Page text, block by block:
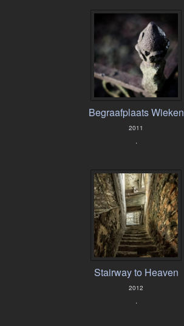
Begraafplaats Wieken
2011
.
Stairway to Heaven
2012
.